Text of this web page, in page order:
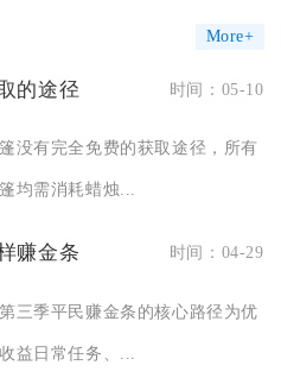
More+
的途径 时间：05-10
没有完全免费的获取途径，所有
均需消耗蜡烛...
赚金条 时间：04-29
三季平民赚金条的核心路径为优
益日常任务、...